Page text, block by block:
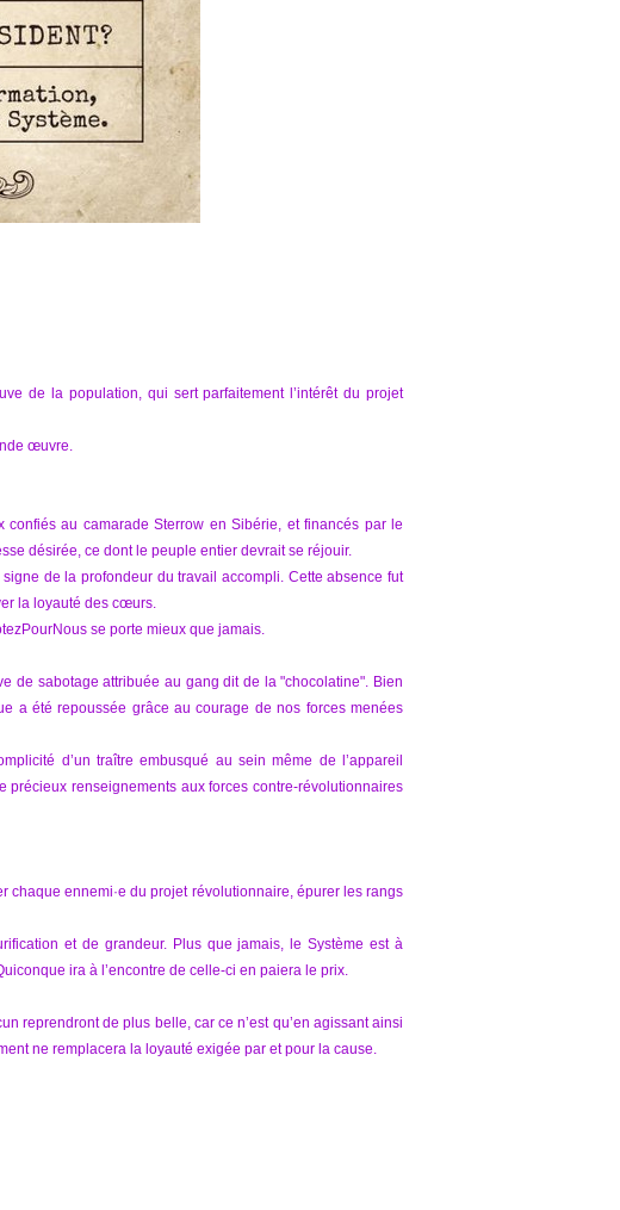
de la population, qui sert parfaitement l’intérêt du projet
œuvre.
au camarade Sterrow en Sibérie, et financés par le
désirée, ce dont le peuple entier devrait se réjouir.
de la profondeur du travail accompli. Cette absence fut
la loyauté des cœurs.
se porte mieux que jamais.
de sabotage attribuée au gang dit de la "chocolatine". Bien
a été repoussée grâce au courage de nos forces menées
d’un traître embusqué au sein même de l’appareil
renseignements aux forces contre-révolutionnaires
ennemi·e du projet révolutionnaire, épurer les rangs
et de grandeur. Plus que jamais, le Système est à
ira à l’encontre de celle-ci en paiera le prix.
reprendront de plus belle, car ce n’est qu’en agissant ainsi
ne remplacera la loyauté exigée par et pour la cause.